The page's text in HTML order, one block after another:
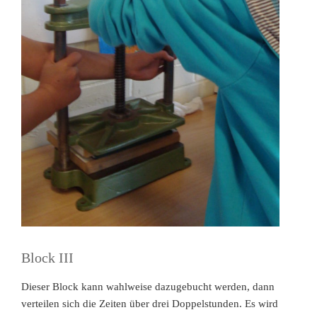
Block III
Dieser Block kann wahlweise dazugebucht werden, dann
verteilen sich die Zeiten über drei Doppelstunden. Es wird